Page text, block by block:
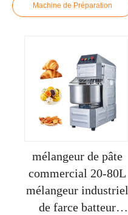
Machine de Préparation
mélangeur de pâte
commercial 20-80L
mélangeur industriel
de farce batteur